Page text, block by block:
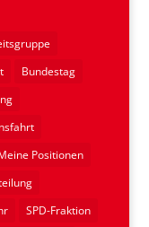
Bundestag
Positionen
SPD-Fraktion